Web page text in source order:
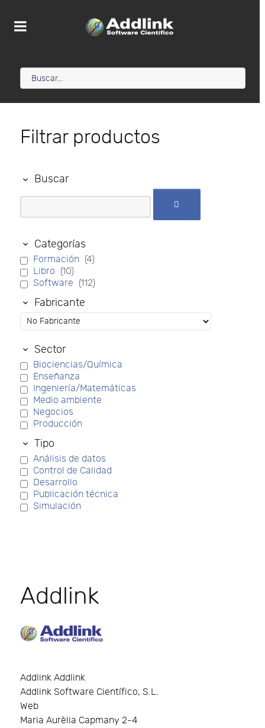
Filtrar productos
Buscar
Categorías
Formación (4)
Libro (10)
Software (112)
Fabricante
Sector
Biociencias/Química
Enseñanza
Ingeniería/Matemáticas
Medio ambiente
Negocios
Producción
Tipo
Análisis de datos
Control de Calidad
Desarrollo
Publicación técnica
Simulación
Addlink
Addlink Addlink
Addlink Software Científico, S.L.
Web
Maria Aurèlia Capmany 2-4